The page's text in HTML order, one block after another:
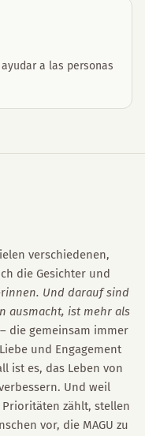
a las personas
verschiedenen,
die Gesichter und
innen. Und darauf sind
ausmacht, ist mehr als
die gemeinsam immer
und Engagement
ist es, das Leben von
Und weil
zählt, stellen
vor, die MAGU zu